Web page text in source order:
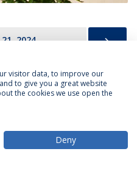
21, 2024
Termos & Condições
Portuguesa
visitor data, to improve our
to give you a great website
the cookies we use open the
Deny